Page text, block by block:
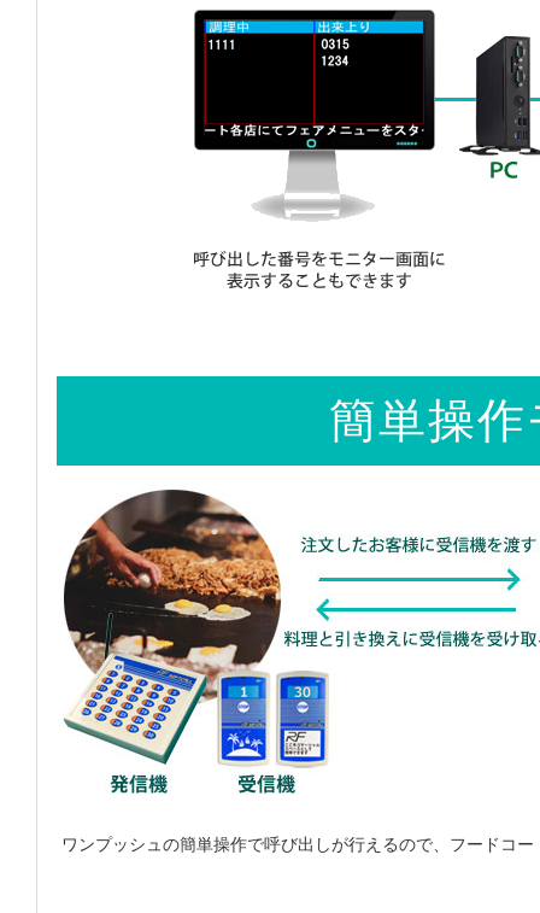
簡単操
ワンプッシュの簡単操作で呼び出しが行えるので、フードコ